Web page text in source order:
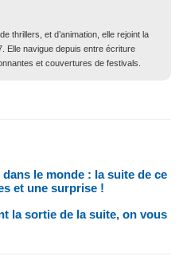
thrillers, et d’animation, elle rejoint la
Elle navigue depuis entre écriture
et couvertures de festivals.
le monde : la suite de ce
et une surprise !
la sortie de la suite, on vous